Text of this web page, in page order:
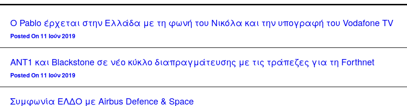
Ο Pablo έρχεται στην Ελλάδα με τη φωνή του Νικόλα και την υπογραφή του Vodafone TV
Posted On 11 Ιούν 2019
ΑΝΤ1 και Blackstone σε νέο κύκλο διαπραγμάτευσης με τις τράπεζες για τη Forthnet
Posted On 11 Ιούν 2019
Συμφωνία ΕΛΔΟ με Airbus Defence & Space